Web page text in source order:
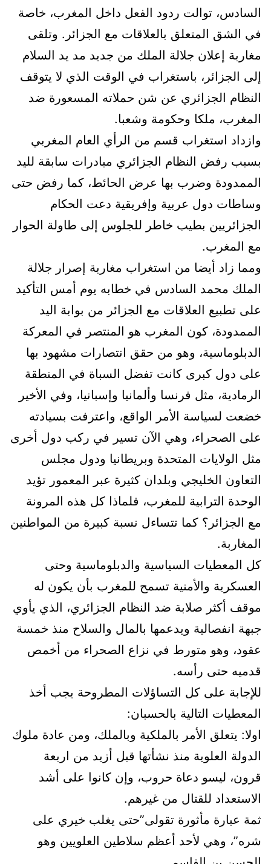
السادس، توالت ردود الفعل داخل المغرب، خاصة
في الشق المتعلق بالعلاقات مع الجزائر. وتلقى
مغاربة إعلان جلالة الملك من جديد مد يد السلام
إلى الجزائر، باستغراب في الوقت الذي لا يتوقف
النظام الجزائري عن شن حملاته المسعورة ضد
المغرب، ملكا وحكومة وشعبا.
وازداد استغراب قسم من الرأي العام المغربي
بسبب رفض النظام الجزائري مبادرات سابقة لليد
الممدودة وضرب بها عرض الحائط، كما رفض حتى
وساطات دول عربية وإفريقية دعت الحكام
الجزائريين بطيب خاطر للجلوس إلى طاولة الحوار
مع المغرب.
ومما زاد أيضا من استغراب مغاربة إصرار جلالة
الملك محمد السادس في خطابه يوم أمس التأكيد
على تطبيع العلاقات مع الجزائر من بوابة اليد
الممدودة، كون المغرب هو المنتصر في المعركة
الدبلوماسية، وهو من حقق انتصارات مشهود بها
على دول كبرى كانت تفضل السباة في المنطقة
الرمادية، مثل فرنسا وألمانيا وإسبانيا، وفي الأخير
خضعت لسياسة الأمر الواقع، واعترفت بسيادته
على الصحراء، وهي الآن تسير في ركب دول أخرى
مثل الولايات المتحدة وبريطانيا ودول مجلس
التعاون الخليجي وبلدان كثيرة عبر المعمور تؤيد
الوحدة الترابية للمغرب، فلماذا كل هذه المرونة
مع الجزائر؟ كما تتساءل نسبة كبيرة من المواطنين
المغاربة.
كل المعطيات السياسية والدبلوماسية وحتى
العسكرية والأمنية تسمح للمغرب بأن يكون له
موقف أكثر صلابة ضد النظام الجزائري، الذي يأوي
جبهة انفصالية ويدعمها بالمال والسلاح منذ خمسة
عقود، وهو متورط في نزاع الصحراء من أخمص
قدميه حتى رأسه.
للإجابة على كل التساؤلات المطروحة يجب أخذ
المعطيات التالية بالحسبان:
اولا: يتعلق الأمر بالملكية وبالملك، ومن عادة ملوك
الدولة العلوية منذ نشأتها قبل أزيد من اربعة
قرون، ليسو دعاة حروب، وإن كانوا على أشد
الاستعداد للقتال من غيرهم.
ثمة عبارة مأثورة تقولى”حتى يغلب خيري على
شره”، وهي لأحد أعظم سلاطين العلويين وهو